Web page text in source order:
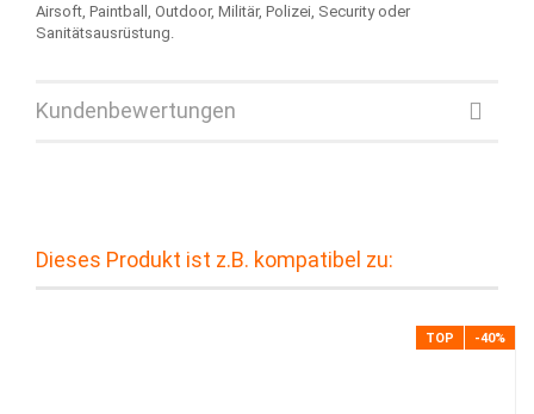
Airsoft, Paintball, Outdoor, Militär, Polizei, Security oder
Sanitätsausrüstung.
Kundenbewertungen
Dieses Produkt ist z.B. kompatibel zu:
TOP -40%